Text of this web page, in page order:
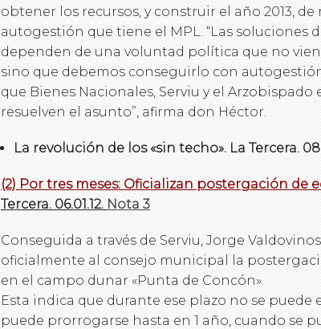
obtener los recursos, y construir el año 2013,
autogestión que tiene el MPL. “Las soluciones
dependen de una voluntad política que no
sino que debemos conseguirlo con
que Bienes Nacionales, Serviu y el
resuelven el asunto”, afirma don Héctor.
La revolución de los «sin techo». La Tercera.
(2) Por tres meses: Oficializan postergación de
Tercera. 06.01.12. Nota 3
Conseguida a través de Serviu, Jorge
oficialmente al consejo municipal la
en el campo dunar «Punta de Concón».
Esta indica que durante ese plazo no se
puede prorrogarse hasta en 1 año, cuando se